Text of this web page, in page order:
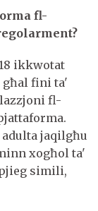
fl-
ikkwotat
fini ta'
fl-
jaqilgħu
xogħol ta'
simili,